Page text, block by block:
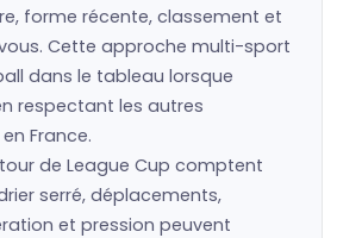
forme récente, classement et
Cette approche multi-sport
dans le tableau lorsque
respectant les autres
France.
de League Cup comptent
serré, déplacements,
et pression peuvent